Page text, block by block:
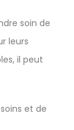
soin de
leurs
il peut
et de